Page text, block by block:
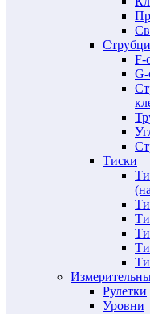
F-
Тиски
Рулетки
Уровни